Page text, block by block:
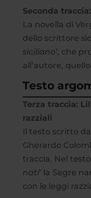
Seconda
La novella di
dello scrittore
siciliano’, che
all’autore,
Testo
Terza traccia:
razziali
Il testo scritto
Gherardo
traccia. Nel testo
nati‘ la Segre
con le leggi